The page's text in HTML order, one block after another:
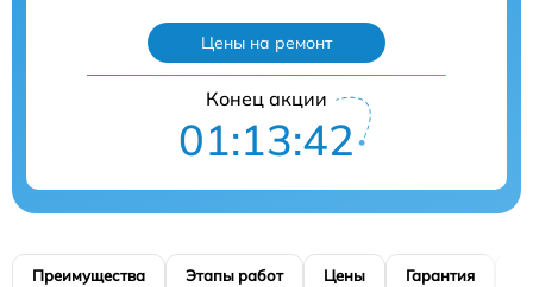
Цены на ремонт
Конец акции
01:13:41
Преимущества Этапы работ Цены Гарантия